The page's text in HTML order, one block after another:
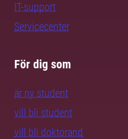
IT-support
Servicecenter
För dig som
är ny student
vill bli student
vill bli doktorand